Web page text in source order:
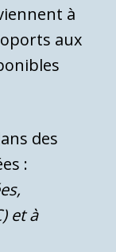
à
aux
des
:
et à